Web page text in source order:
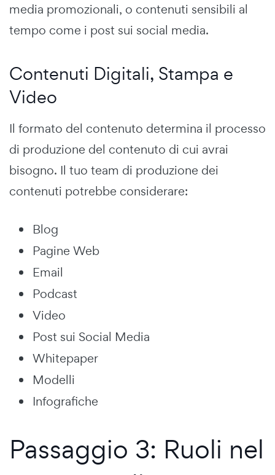
media promozionali, o contenuti sensibili al
tempo come i post sui social media.
Contenuti Digitali, Stampa e
Video
Il formato del contenuto determina il processo
di produzione del contenuto di cui avrai
bisogno. Il tuo team di produzione dei
contenuti potrebbe considerare:
Blog
Pagine Web
Email
Podcast
Video
Post sui Social Media
Whitepaper
Modelli
Infografiche
Passaggio 3: Ruoli nel